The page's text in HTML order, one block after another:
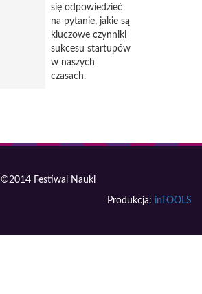
się odpowiedzieć
na pytanie, jakie są
kluczowe czynniki
sukcesu startupów
w naszych
czasach.
©2014 Festiwal Nauki
Produkcja: inTOOLS